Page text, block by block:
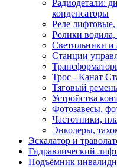
Радиодетали:
конденсаторы
Реле
Ролики водила,
Светильники и
Станции
Трос - Канат
Тяговый
Устройства
Фотозавесы,
Частотники,
Энкодеры,
Эскалатор и
Гидравлический лифт
Подъёмник